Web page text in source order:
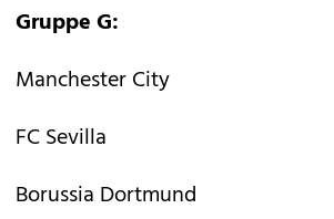
Gruppe G:
Manchester City
FC Sevilla
Borussia Dortmund